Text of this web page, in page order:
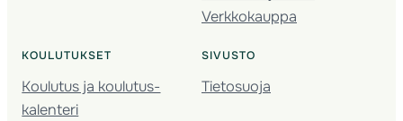
Verkkokauppa
KOULUTUKSET
Koulutus ja koulutus­
kalenteri
SIVUSTO
Tietosuoja